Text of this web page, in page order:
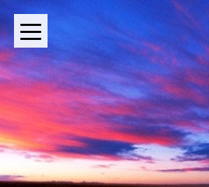
BOUTIQUE TOUR OPERATOR
2004